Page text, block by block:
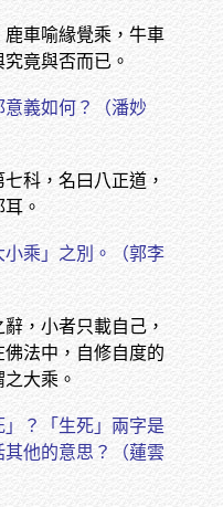
車喻緣覺乘，牛車
竟與否而已。
義如何？（潘妙
科，名曰八正道，
。
小乘」之別。（郭李
，小者只載自己，
法中，自修自度的
大乘。
」？「生死」兩字是
他的意思？（蓮雲